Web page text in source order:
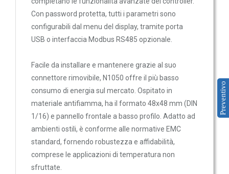
Con password protetta, tutti i parametri sono
configurabili dal menu del display, tramite porta
USB o interfaccia Modbus RS485 opzionale.
Facile da installare e mantenere grazie al suo
connettore rimovibile, N1050 offre il più basso
consumo di energia sul mercato. Ospitato in
materiale antifiamma, ha il formato 48x48 mm (DIN
1/16) e pannello frontale a basso profilo. Adatto ad
ambienti ostili, è conforme alle normative EMC
standard, fornendo robustezza e affidabilità,
comprese le applicazioni di temperatura non
sfruttate.
Sonde VOC da canale
Sonde PM ambiente
Sonde combinate ambiente
Sonde combinate da canale
MOVIMENTO
Sensori di luminosità
Sensori di movimento
Preventivo